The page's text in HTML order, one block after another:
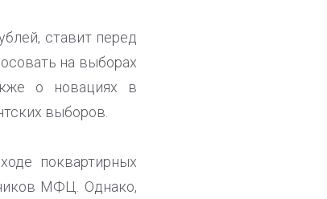
ставит перед
на выборах
о новациях в
выборов.
поквартирных
МФЦ. Однако,